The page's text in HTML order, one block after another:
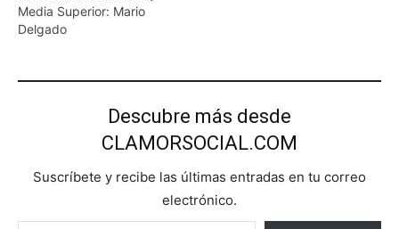
Media Superior: Mario
Delgado
Descubre más desde
CLAMORSOCIAL.COM
Suscríbete y recibe las últimas entradas en tu correo
electrónico.
Escribe tu correo electrónico…